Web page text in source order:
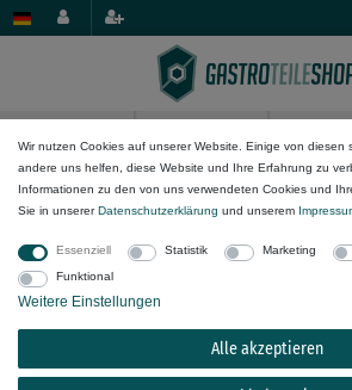
Mechanik-Komponenten
Behälter, Boiler & Wannen
Boiler für Spülmaschine
LP65-65 ø 194mm Eingang 12
Wir nutzen Cookies auf unserer Website. Einige von diesen
andere uns helfen, diese Website und Ihre Erfahrung zu
Informationen zu den von uns verwendeten Cookies und
Sie in unsererDaten­schutz­erklärung und unserem
Essenziell Statistik Marketing
Funktional
Weitere Einstellungen
Alle akzeptieren